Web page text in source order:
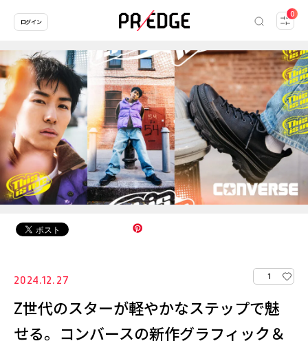
0
ログイン
2024.12.27 1
Z世代のスターが軽やかなステップで魅
せる。コンバースの新作グラフィック＆